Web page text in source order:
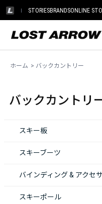
STORIESBRANDSONLINE
ホーム > バックカントリー
バックカントリ
スキー板
スキーブーツ
バインディング & アクセ
スキーポール